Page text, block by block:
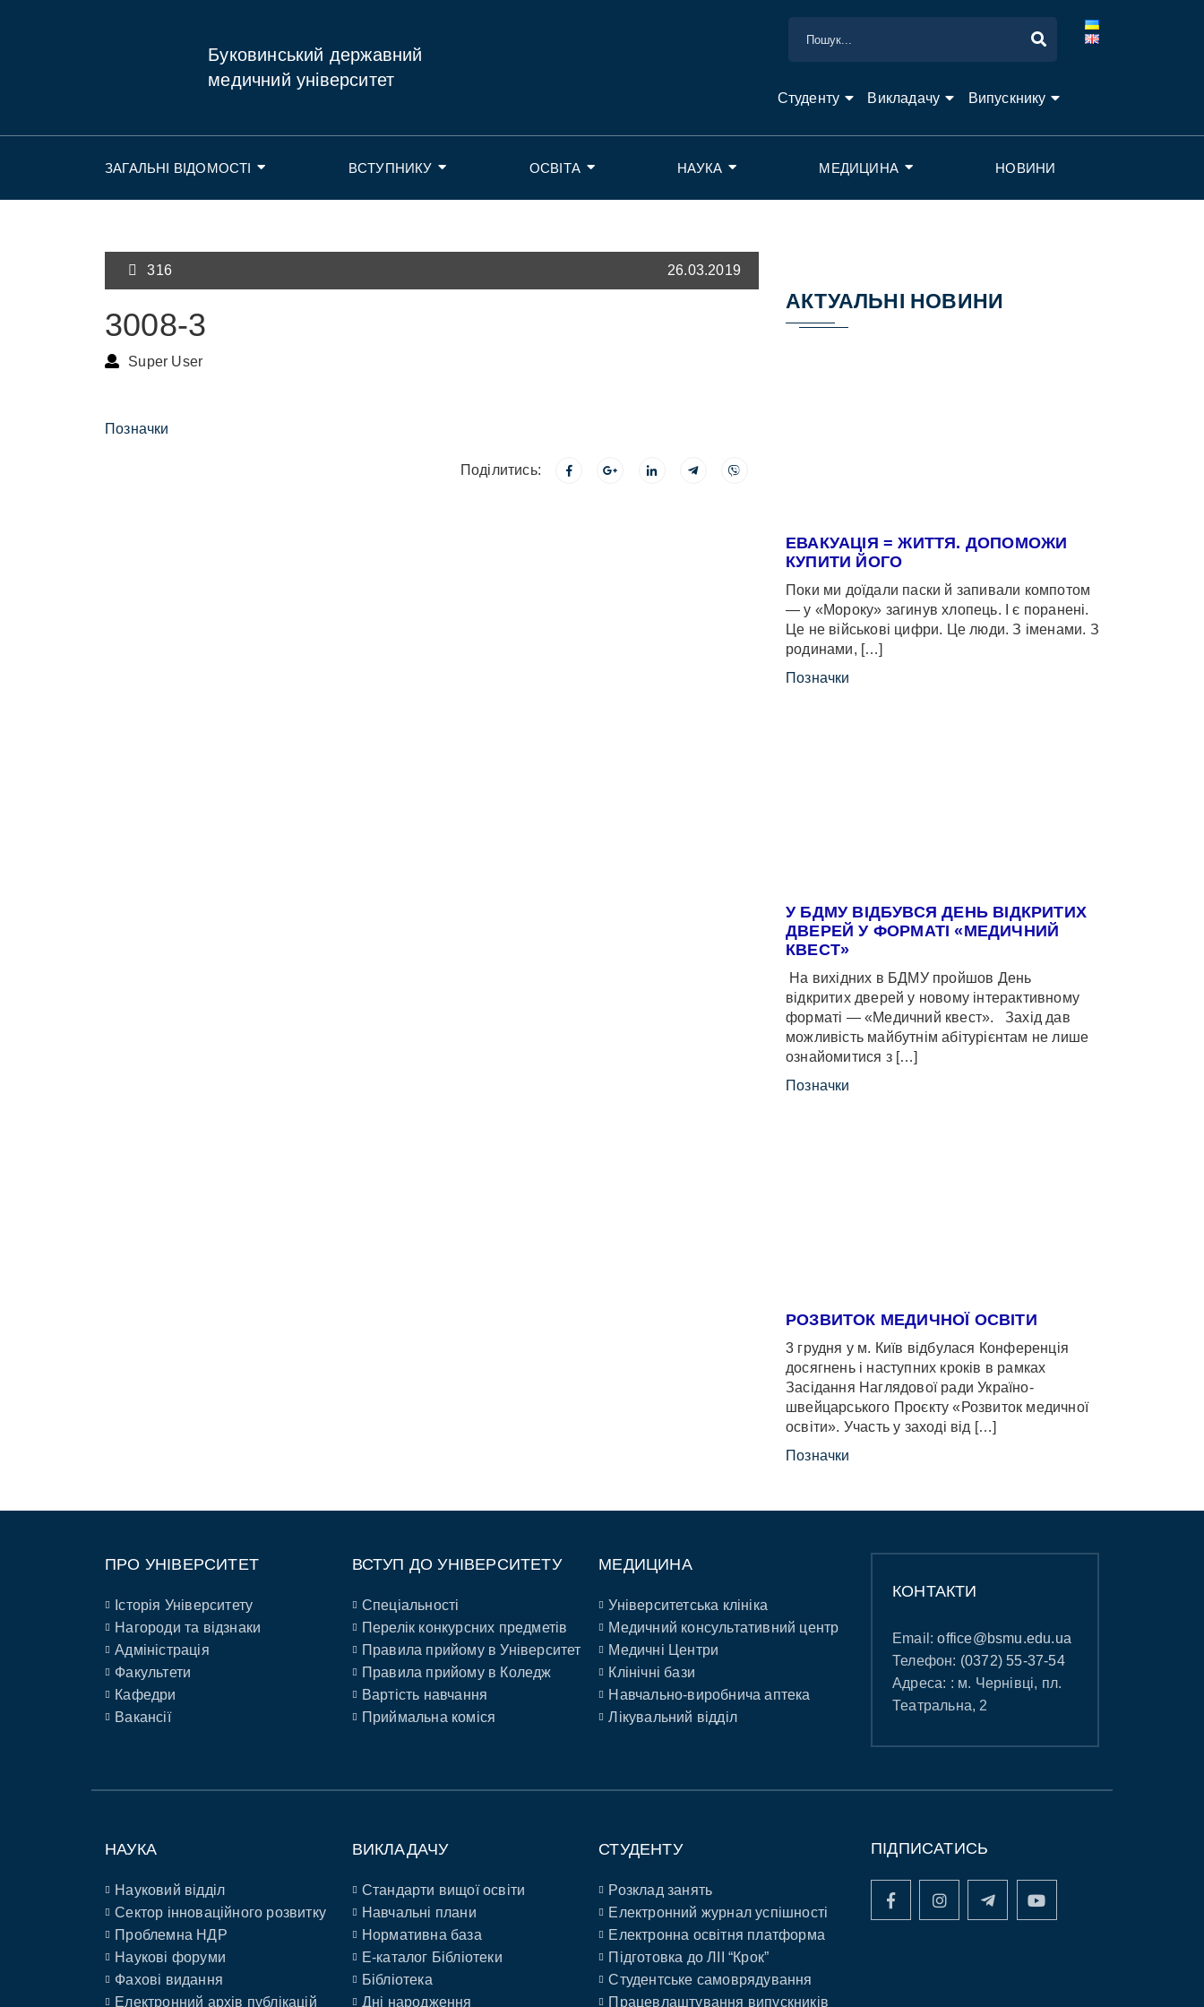
Буковинський державний
медичний університет
Студенту Викладачу Випускнику
ЗАГАЛЬНІ ВІДОМОСТІ ВСТУПНИКУ ОСВІТА НАУКА МЕДИЦИНА НОВИНИ
316 26.03.2019
3008-3
Super User
Позначки
Поділитись:
АКТУАЛЬНІ НОВИНИ
ЕВАКУАЦІЯ = ЖИТТЯ. ДОПОМОЖИ
КУПИТИ ЙОГО
Поки ми доїдали паски й запивали компотом
— у «Мороку» загинув хлопець. І є поранені.
Це не військові цифри. Це люди. З іменами. З
родинами, […]
Позначки
У БДМУ ВІДБУВСЯ ДЕНЬ ВІДКРИТИХ
ДВЕРЕЙ У ФОРМАТІ «МЕДИЧНИЙ
КВЕСТ»
На вихідних в БДМУ пройшов День
відкритих дверей у новому інтерактивному
форматі — «Медичний квест». Захід дав
можливість майбутнім абітурієнтам не лише
ознайомитися з […]
Позначки
РОЗВИТОК МЕДИЧНОЇ ОСВІТИ
3 грудня у м. Київ відбулася Конференція
досягнень і наступних кроків в рамках
Засідання Наглядової ради Україно-
швейцарського Проєкту «Розвиток медичної
освіти». Участь у заході від […]
Позначки
ПРО УНІВЕРСИТЕТ
Історія Університету
Нагороди та відзнаки
Адміністрація
Факультети
Кафедри
Вакансії
ВСТУП ДО УНІВЕРСИТЕТУ
Спеціальності
Перелік конкурсних предметів
Правила прийому в Університет
Правила прийому в Коледж
Вартість навчання
Приймальна коміся
МЕДИЦИНА
Університетська клініка
Медичний консультативний центр
Медичні Центри
Клінічні бази
Навчально-виробнича аптека
Лікувальний відділ
КОНТАКТИ
Email:office@bsmu.edu.ua
Телефон: (0372) 55-37-54
Адреса: : м. Чернівці, пл.
Театральна, 2
НАУКА
Науковий відділ
Сектор інноваційного розвитку
Проблемна НДР
Наукові форуми
Фахові видання
Електронний архів публікацій
ВИКЛАДАЧУ
Стандарти вищої освіти
Навчальні плани
Нормативна база
E-каталог Бібліотеки
Бібліотека
Дні народження
СТУДЕНТУ
Розклад занять
Електронний журнал успішності
Електронна освітня платформа
Підготовка до ЛІІ “Крок”
Студентське самоврядування
Працевлаштування випускників
ПІДПИСАТИСЬ